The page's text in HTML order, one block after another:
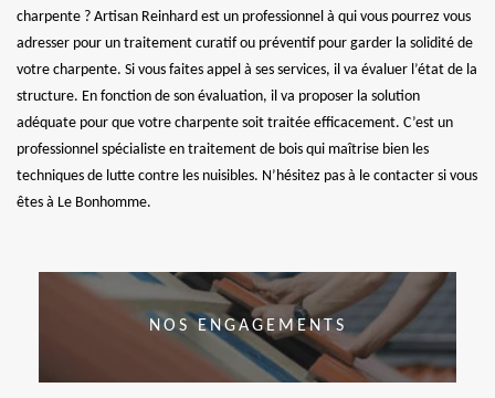
charpente ? Artisan Reinhard est un professionnel à qui vous pourrez vous
adresser pour un traitement curatif ou préventif pour garder la solidité de
votre charpente. Si vous faites appel à ses services, il va évaluer l’état de la
structure. En fonction de son évaluation, il va proposer la solution
adéquate pour que votre charpente soit traitée efficacement. C’est un
professionnel spécialiste en traitement de bois qui maîtrise bien les
techniques de lutte contre les nuisibles. N’hésitez pas à le contacter si vous
êtes à Le Bonhomme.
NOS ENGAGEMENTS